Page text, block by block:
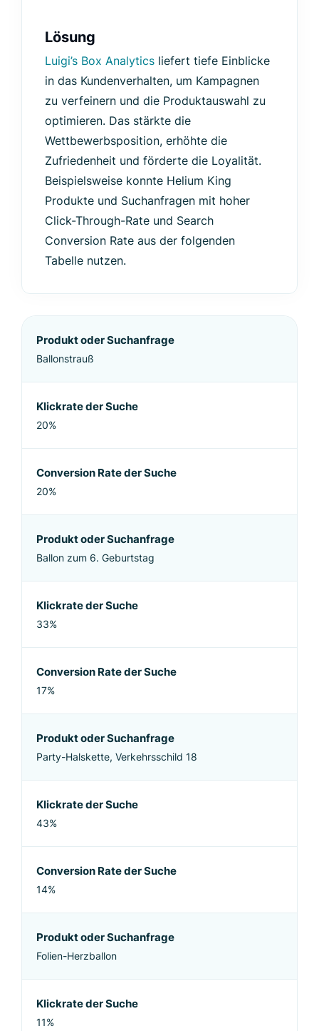
Lösung
Luigi’s Box Analytics liefert tiefe Einblicke
in das Kundenverhalten, um Kampagnen
zu verfeinern und die Produktauswahl zu
optimieren. Das stärkte die
Wettbewerbsposition, erhöhte die
Zufriedenheit und förderte die Loyalität.
Beispielsweise konnte Helium King
Produkte und Suchanfragen mit hoher
Click-Through-Rate und Search
Conversion Rate aus der folgenden
Tabelle nutzen.
Produkt oder Suchanfrage
Ballonstrauß
Klickrate der Suche
20%
Conversion Rate der Suche
20%
Produkt oder Suchanfrage
Ballon zum 6. Geburtstag
Klickrate der Suche
33%
Conversion Rate der Suche
17%
Produkt oder Suchanfrage
Party-Halskette, Verkehrsschild 18
Klickrate der Suche
43%
Conversion Rate der Suche
14%
Produkt oder Suchanfrage
Folien-Herzballon
Klickrate der Suche
11%